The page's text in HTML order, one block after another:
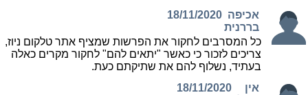
אכיפה
בררנית
18/11/2020
כל המסרבים לחקור את הפרשות שמציף אתר טלקום ניוז,
צריכים לזכור כי כאשר "יתאים להם" לחקור מקרים כאלה
בעתיד, נשלוף להם את שתיקתם כעת.
אין
18/11/2020